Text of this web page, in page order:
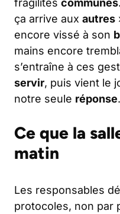
fragilités communes
ça arrive aux autres
encore vissé à son
mains encore
s’entraîne à ces
servir, puis vient le
notre seule réponse
Ce que la
matin
Les responsables
protocoles, non par